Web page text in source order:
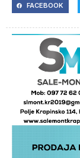
FACEBOOK